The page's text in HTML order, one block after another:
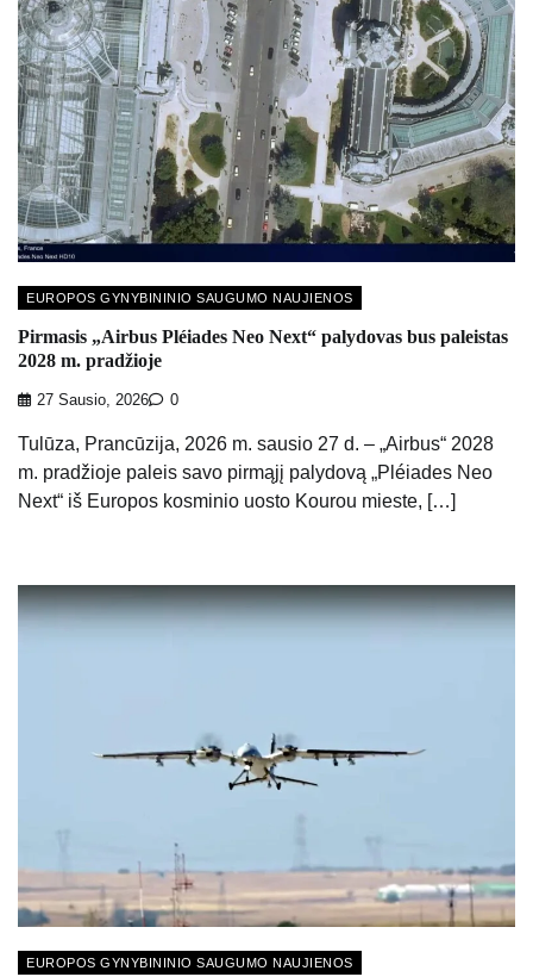
EUROPOS GYNYBININIO SAUGUMO NAUJIENOS
Pirmasis „Airbus Pléiades Neo Next“ palydovas bus paleistas
2028 m. pradžioje
27 Sausio, 2026 0
Tulūza, Prancūzija, 2026 m. sausio 27 d. – „Airbus“ 2028
m. pradžioje paleis savo pirmąjį palydovą „Pléiades Neo
Next“ iš Europos kosminio uosto Kourou mieste, […]
EUROPOS GYNYBININIO SAUGUMO NAUJIENOS